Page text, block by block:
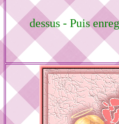
dessus - Puis